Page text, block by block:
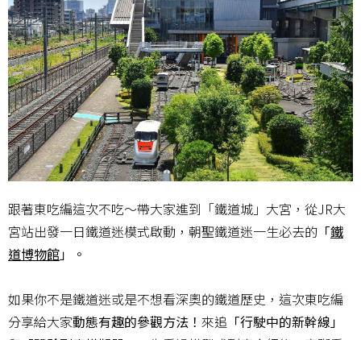
跟著東吃編這次不吃～帶大家進到「鐵道城」大宮，從JR大
宮站出發一日鐵道迷模式啟動，朝聖鐵道迷一生必去的 「鐵
道博物館」。
如果你不是鐵道迷或是不想看深奧的鐵道歷史，這次東吃編
分享給大家動態有趣的參觀方法！ 來追 「行駛中的新幹線」